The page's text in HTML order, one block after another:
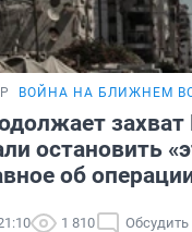
ВОЙНА НА БЛИЖНЕМ
захват
остановить
об
1 810 Обсудить